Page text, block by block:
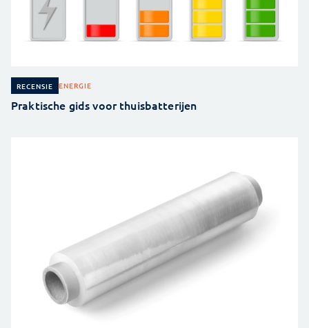
RECENSIE ENERGIE
Praktische gids voor thuisbatterijen